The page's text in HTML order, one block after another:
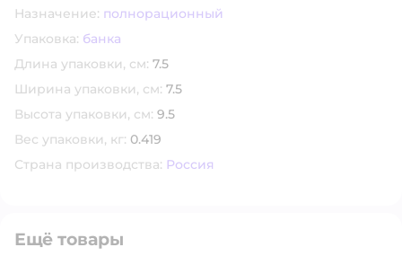
Назначение: полнорационный
Упаковка: банка
Длина упаковки, см: 7.5
Ширина упаковки, см: 7.5
Высота упаковки, см: 9.5
Вес упаковки, кг: 0.419
Страна производства: Россия
Ещё товары